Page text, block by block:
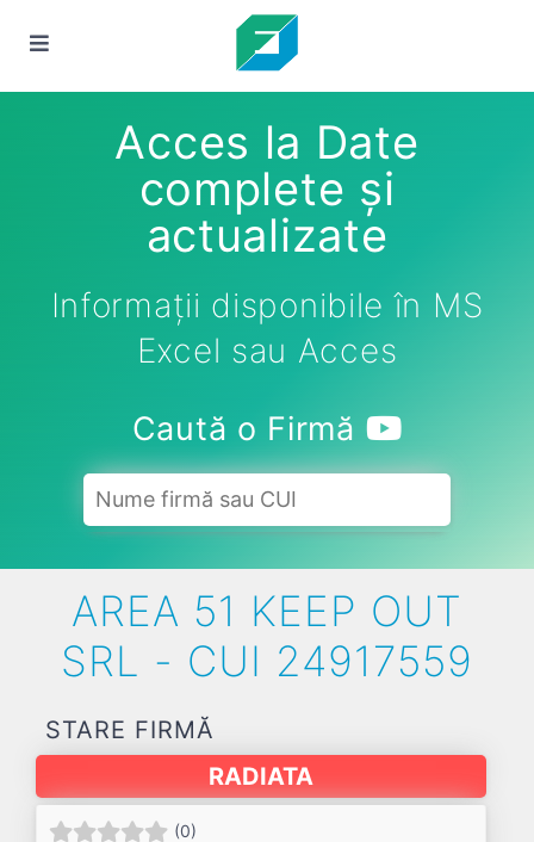
Acces la Date
complete și
actualizate
Informații disponibile în MS
Excel sau Acces
Caută o Firmă
AREA 51 KEEP OUT
SRL - CUI 24917559
STARE FIRMĂ
RADIATA
(0)